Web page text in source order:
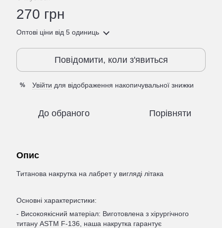
270 грн
Оптові ціни від 5 одиниць
Повідомити, коли з'явиться
% Увійти для відображення накопичувальної знижки
До обраного Порівняти
Опис
Титанова накрутка на лабрет у вигляді літака
Основні характеристики:
- Високоякісний матеріал: Виготовлена з хірургічного
титану ASTM F-136, наша накрутка гарантує